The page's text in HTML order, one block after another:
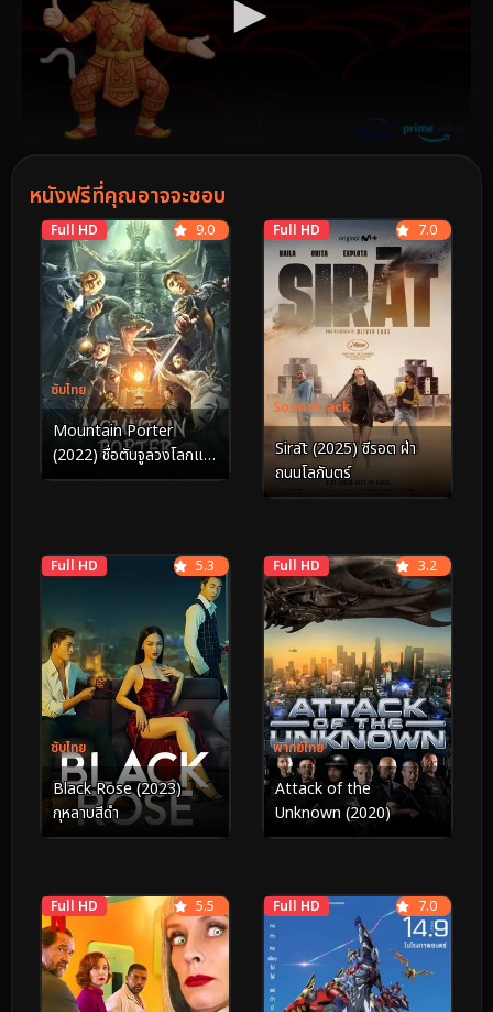
หนังฟรีที่คุณอาจจะชอบ
Full HD
ซับไทย
9.0
Mountain Porter
(2022) ชื่อตันจูลวงโลกแห่
งมู่เหย่
Full HD
Soundtrack
7.0
Sirāt (2025) ซีรอต ฝ่า
ถนนโลกันตร์
Full HD
ซับไทย
5.3
Black Rose (2023)
กุหลาบสีดำ
Full HD
พากย์ไทย
3.2
Attack of the
Unknown (2020)
Full HD 5.5 Full HD 7.0